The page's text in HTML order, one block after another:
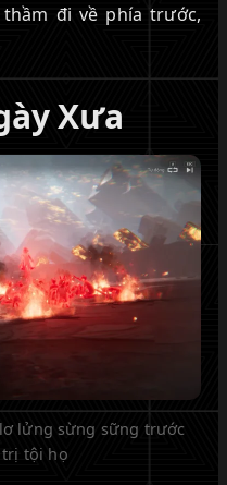
đi về phía trước,
Xưa
lửng sừng sững trước
trị tội họ